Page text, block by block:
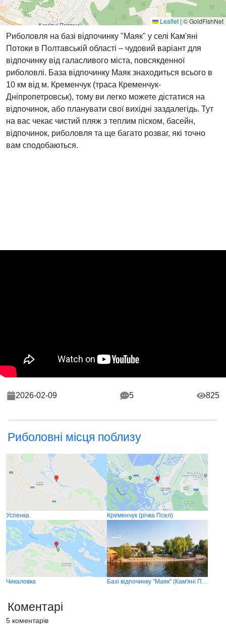
Leaflet | © GoldFishNet
Риболовля на базі відпочинку "Маяк" у селі Кам'яні
Потоки в Полтавській області – чудовий варіант для
відпочинку від галасливого міста, повсякденної
риболовлі. База відпочинку Маяк знаходиться всього в
10 км від м. Кременчук (траса Кременчук-
Дніпропетровськ), тому ви легко можете дістатися на
відпочинок, або планувати свої вихідні заздалегідь. Тут
на вас чекає чистий пляж з теплим піском, басейн,
відпочинок, риболовля та ще багато розваг, які точно
вам сподобаються.
2026-02-09 5 825
Риболовні місця поблизу
Успенка Кременчук (річка Псел)
Чикаловка
Коментарі
5 коментарів